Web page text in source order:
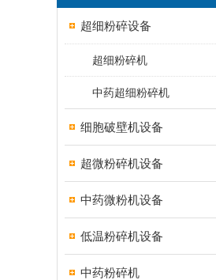
超细粉碎设备
超细粉碎机
中药超细粉碎机
细胞破壁机设备
超微粉碎机设备
中药微粉机设备
低温粉碎机设备
中药粉碎机